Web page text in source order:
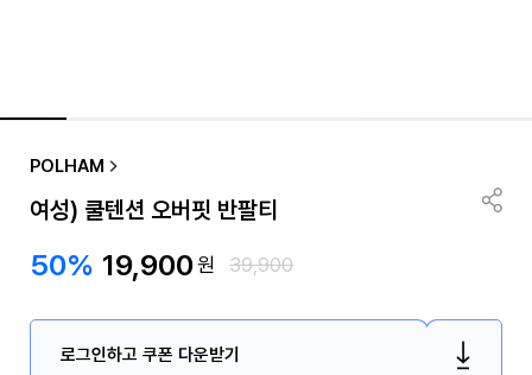
POLHAM
여성) 쿨텐션 오버핏 반팔티
50% 19,900원 39,900
로그인하고 쿠폰 다운받기